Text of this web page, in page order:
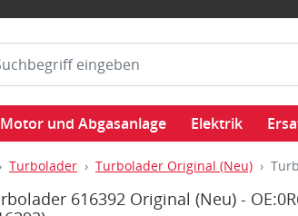
Motor und Abgasanlage Elektrik
Turbolader Turbolader Original (Neu)
616392 Original (Neu) -